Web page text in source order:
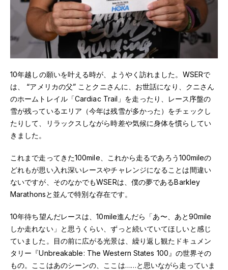
10年越しの願いを叶える時が、ようやく訪れました。WSERで
は、 “アメリカの父” ことクニさんに、お世話になり、クニさん
のホームトレイル「Cardiac Trail」を走ったり、レース序盤の
雪が残っているエリア（今年は残雪が多かった）をチェックし
たりして、リラックスしながら時差や気候に身体を慣らしてい
きました。
これまで走ってきた100mile、これから走るであろう100mileの
どれもが思い入れ深いレースやチャレンジになることは間違い
ないですが、そのなかでもWSERは、僕の夢であるBarkley
Marathonsと並んで特別な存在です。
10年待ち望んだレースは、10mile進んだら「あ〜、あと90mile
しか走れない」と思うくらい、ずっと続いていてほしいと感じ
ていました。目の前に広がる光景は、繰り返し観たドキュメン
タリー『Unbreakable: The Western States 100』の世界その
もの。ここはあのシーンの、ここは……と思いながら走っていま